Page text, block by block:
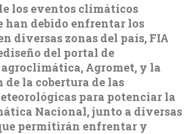
los eventos climáticos
han debido enfrentar los
diversas zonas del país, FIA
del portal de
Agromet, y la
la cobertura de las
para potenciar la
Nacional, junto a diversas
permitirán enfrentar y